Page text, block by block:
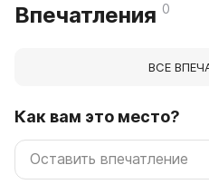
Впечатления 0
ВСЕ
Как вам это место?